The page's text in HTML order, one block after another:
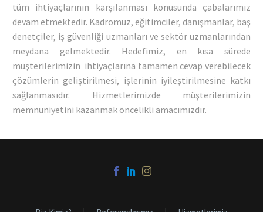
tüm ihtiyaçlarının karşılanması konusunda çabalarımız
devam etmektedir. Kadromuz, eğitimciler, danışmanlar, baş
denetçiler, iş güvenliği uzmanları ve sektör uzmanlarından
meydana gelmektedir. Hedefimiz, en kısa sürede
müşterilerimizin ihtiyaçlarına tamamen cevap verebilecek
çözümlerin geliştirilmesi, işlerinin iyileştirilmesine katkı
sağlanmasıdır. Hizmetlerimizde müşterilerimizin
memnuniyetini kazanmak öncelikli amacımızdır.